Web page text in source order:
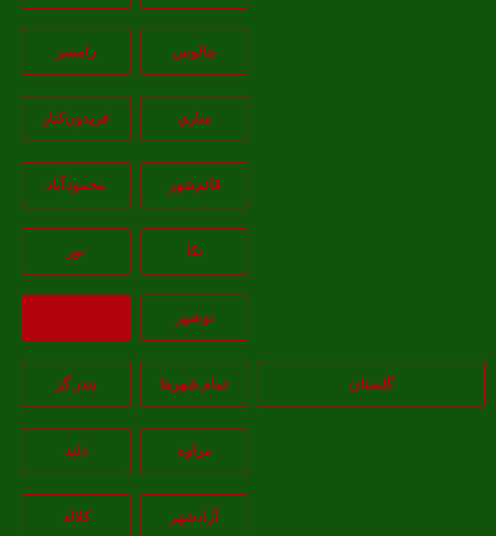
چالوس رامسر
ساري فريدون‌کنار
قائم‌شهر محمودآباد
نوشهر
گلستان تمام شهر‌ها بندر گز
مراوه دلند
آزادشهر کلاله